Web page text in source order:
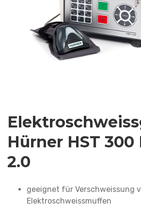
Hürner HST 300
2.0
geeignet für Verschweissung
Elektroschweissmuffen